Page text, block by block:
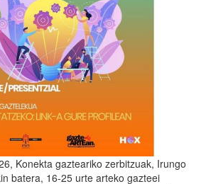
Konekta gazteariko zerbitzuak, Irungo
batera, 16-25 urte arteko gazteei